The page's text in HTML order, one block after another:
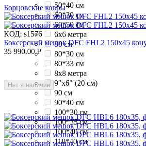
50*40 см
60*30 см
60*50 см
6x6 метра
80 см
80*30 см
80*33 см
8x8 метра
9"x6" (20 см)
90 см
90*40 см
100*30 см
100*35 см
100*40 см
110*40 см
Борцовские ковры
КОД: s1576
Боксерский мешок DFC FHL2 150х45
35 990.00 Р
Нет в наличии